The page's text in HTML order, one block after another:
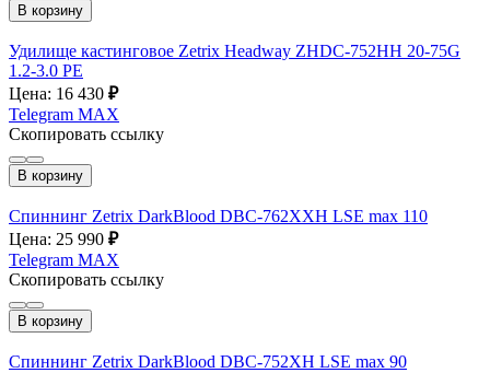
В корзину
Удилище кастинговое Zetrix Headway ZHDC-752HH 20-75G
1.2-3.0 PE
Цена: 16 430 ₽
Telegram MAX
Скопировать ссылку
В корзину
Спиннинг Zetrix DarkBlood DBC-762XХH LSE max 110
Цена: 25 990 ₽
Telegram MAX
Скопировать ссылку
В корзину
Спиннинг Zetrix DarkBlood DBC-752ХH LSE max 90